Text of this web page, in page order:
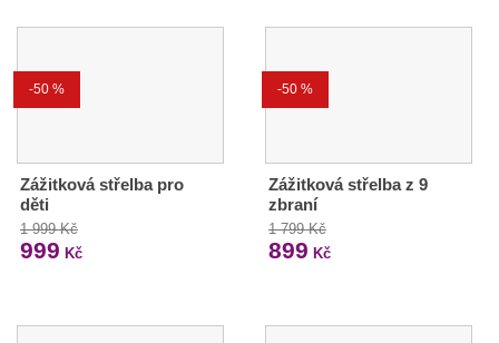
-50 %
Zážitková střelba pro
děti
1 999 Kč
999 Kč
-50 %
Zážitková střelba z 9
zbraní
1 799 Kč
899 Kč